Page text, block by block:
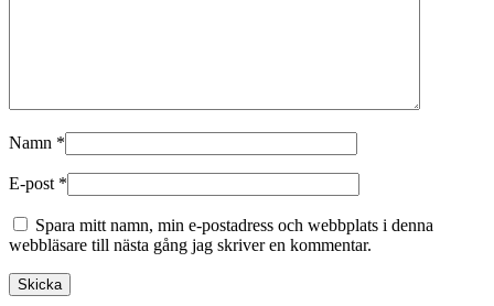
Namn *
E-post *
Spara mitt namn, min e-postadress och webbplats i denna
webbläsare till nästa gång jag skriver en kommentar.